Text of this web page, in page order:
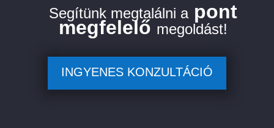
Segítünk megtalálni a pont
megfelelő megoldást!
INGYENES KONZULTÁCIÓ